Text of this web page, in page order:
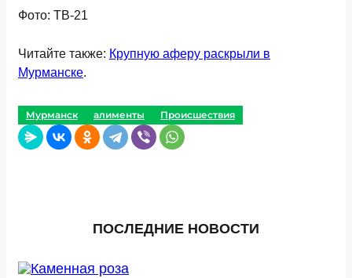
Фото: ТВ-21
Читайте также: Крупную аферу раскрыли в
Мурманске.
Мурманск алименты Происшествия
ПОСЛЕДНИЕ НОВОСТИ